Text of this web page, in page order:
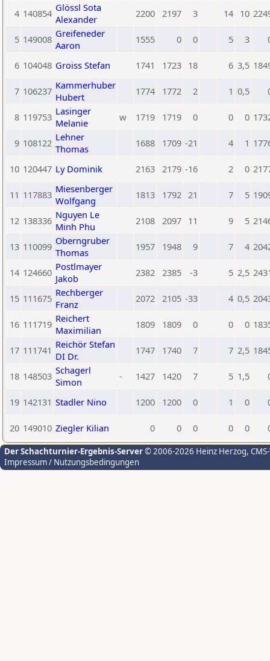
4 140854 Glössl Sota
Alexander
2200 2197 3 14 10
5 149008 Greifeneder
Aaron
1555 0 0 5 3
6 104048 Groiss Stefan 1741 1723 18 6 3,5
7 106237 Kammerhuber
Hubert
1774 1772 2 1 0,5
8 119753 Lasinger
Melanie
w 1719 1719 0 0 0
9 108122 Lehner
Thomas
1688 1709 -21 4 1
10 120447 Ly Dominik 2163 2179 -16 2 0
11 117883 Miesenberger
Wolfgang
1813 1792 21 7 5
12 138336 Nguyen Le
Minh Phu
2108 2097 11 9 5
13 110099 Oberngruber
Thomas
1957 1948 9 7 4
14 124660 Postlmayer
Jakob
2382 2385 -3 5 2,5
15 111675 Rechberger
Franz
2072 2105 -33 4 0,5
16 111719 Reichert
Maximilian
1809 1809 0 0 0
17 111741 Reichör Stefan
DI Dr.
1747 1740 7 7 2,5
18 148503 Schagerl
Simon
- 1427 1420 7 5 1,5
19 142131 Stadler Nino 1200 1200 0 1 0
20 149010 Ziegler Kilian 0 0 0 0 0
Der Schachturnier-Ergebnis-Server© 2006-2026 Heinz Herzog,
Impressum / Nutzungsbedingungen